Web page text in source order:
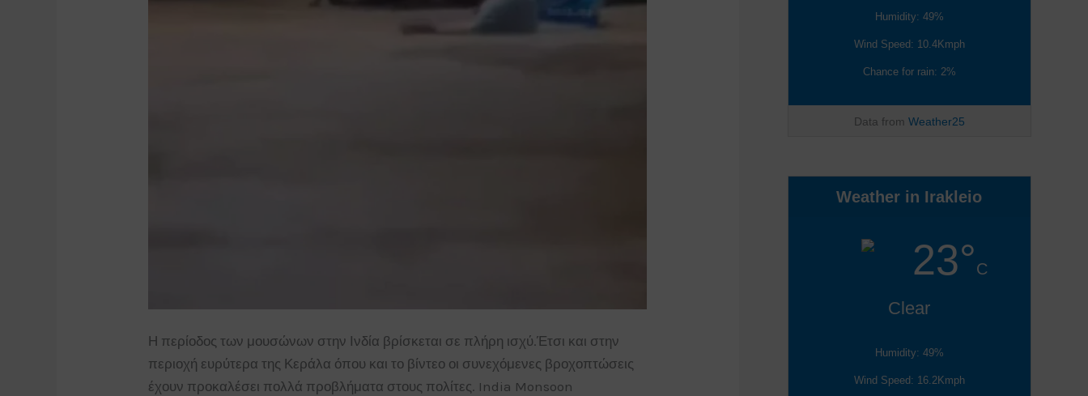
Η περίοδος των μουσώνων στην Ινδία βρίσκεται σε πλήρη ισχύ.Έτσι και στην
περιοχή ευρύτερα της Κεράλα όπου και το βίντεο οι συνεχόμενες βροχοπτώσεις
έχουν προκαλέσει πολλά προβλήματα στους πολίτες. India Monsoon
Humidity: 49%
Wind Speed: 10.4Kmph
Chance for rain: 2%
Data from Weather25
Weather in Irakleio
23°C
Clear
Humidity: 49%
Wind Speed: 16.2Kmph